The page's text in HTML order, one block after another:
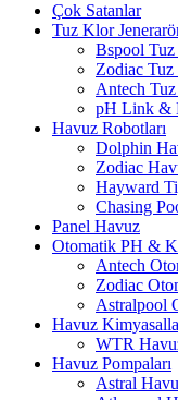
Çok Satanlar
Tuz Klor
Bspool
Zodiac
Antech
pH Link &
Havuz Robotları
Dolphin
Zodiac
Hayward
Chasing
Panel Havuz
Otomatik PH &
Antech
Zodiac
Astralpool
Havuz
WTR
Havuz Pompaları
Astral